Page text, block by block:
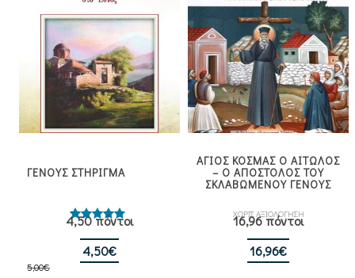
ΓΕΝΟΥΣ ΣΤΗΡΙΓΜΑ
Βαθμολογήθηκε
με5.00
από 5
4,50 πόντοι
5,00€
Original
price
4,50€
τρέχουσα
ΑΓΙΟΣ ΚΟΣΜΑΣ Ο ΑΙΤΩΛΟΣ
– Ο ΑΠΟΣΤΟΛΟΣ ΤΟΥ
ΣΚΛΑΒΩΜΕΝΟΥ ΓΕΝΟΥΣ
ΧΩΡΙΣ ΑΞΙΟΛΟΓΗΣΗ
16,96 πόντοι
16,96€